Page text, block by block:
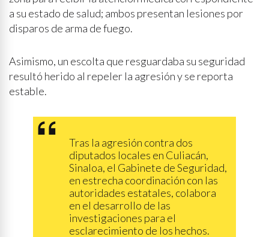
a su estado de salud; ambos presentan lesiones por
disparos de arma de fuego.
Asimismo, un escolta que resguardaba su seguridad
resultó herido al repeler la agresión y se reporta
estable.
Tras la agresión contra dos
diputados locales en Culiacán,
Sinaloa, el Gabinete de Seguridad,
en estrecha coordinación con las
autoridades estatales, colabora
en el desarrollo de las
investigaciones para el
esclarecimiento de los hechos.